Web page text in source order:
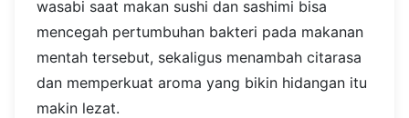
wasabi saat makan sushi dan sashimi bisa
mencegah pertumbuhan bakteri pada makanan
mentah tersebut, sekaligus menambah citarasa
dan memperkuat aroma yang bikin hidangan itu
makin lezat.